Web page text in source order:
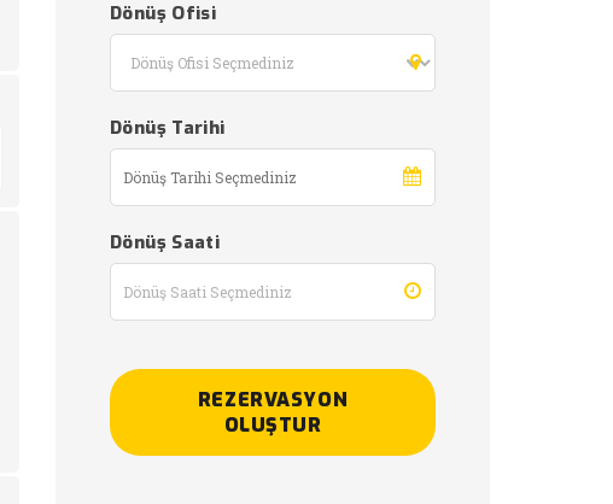
Dönüş Ofisi
Dönüş Tarihi
Dönüş Saati
REZERVASYON
OLUŞTUR